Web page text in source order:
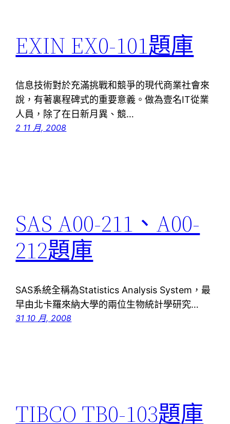
EXIN EX0-101題庫
信息技術對於充滿挑戰和競爭的現代商業社會來
說，有著裏程碑式的重要意義。做為壹名IT從業
人員，除了在日新月異、競…
2 11 月, 2008
SAS A00-211、A00-
212題庫
SAS系統全稱為Statistics Analysis System，最
早由北卡羅來納大學的兩位生物統計學研究…
31 10 月, 2008
TIBCO TB0-103題庫